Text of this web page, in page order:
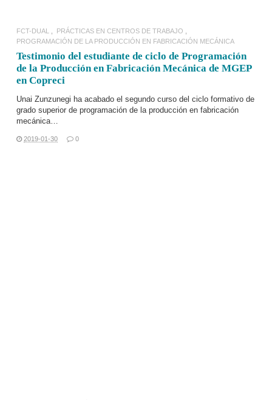
FCT-DUAL
PRÁCTICAS EN CENTROS DE TRABAJO
PROGRAMACIÓN DE LA PRODUCCIÓN EN FABRICACIÓN MECÁNICA
Testimonio del estudiante de ciclo de Programación
de la Producción en Fabricación Mecánica de MGEP
en Copreci
Unai Zunzunegi ha acabado el segundo curso del ciclo formativo de
grado superior de programación de la producción en fabricación
mecánica…
2019-01-30 0